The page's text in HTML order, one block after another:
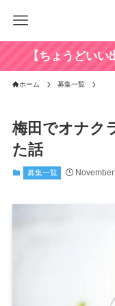
【ちょうどい
ホーム 募集一覧
梅田でオナク
た話
募集一覧